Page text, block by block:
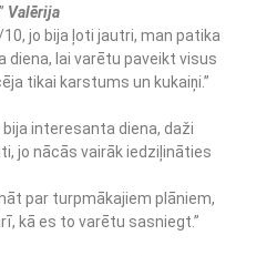
Valērija
jo bija ļoti jautri, man patika
diena, lai varētu paveikt visus
tikai karstums un kukaiņi.”
interesanta diena, daži
jo nācās vairāk iedziļināties
par turpmākajiem plāniem,
kā es to varētu sasniegt.”